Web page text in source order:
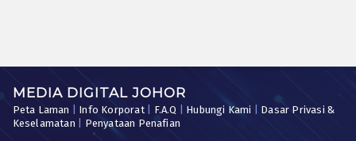
MEDIA DIGITAL JOHOR
Peta Laman Info Korporat| F.A.Q Hubungi Kami
Dasar Privasi &
Keselamatan
Penyataan Penafian